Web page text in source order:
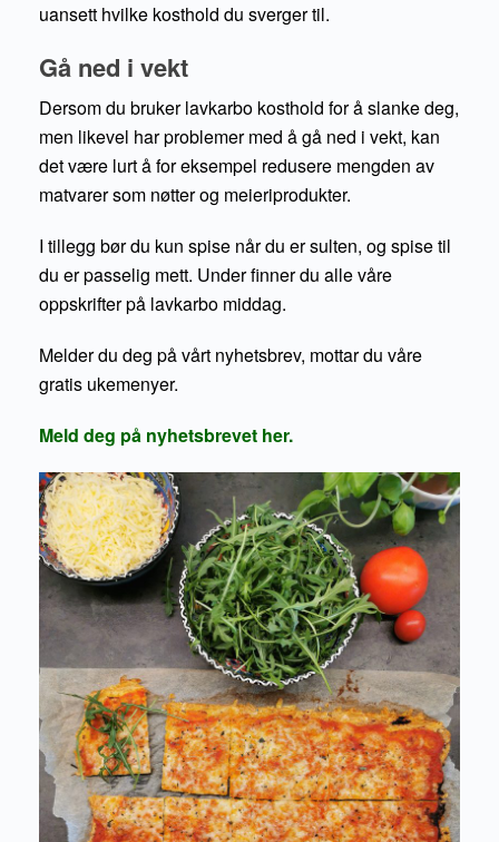
uansett hvilke kosthold du sverger til.
Gå ned i vekt
Dersom du bruker lavkarbo kosthold for å slanke deg,
men likevel har problemer med å gå ned i vekt, kan
det være lurt å for eksempel redusere mengden av
matvarer som nøtter og meieriprodukter.
I tillegg bør du kun spise når du er sulten, og spise til
du er passelig mett. Under finner du alle våre
oppskrifter på lavkarbo middag.
Melder du deg på vårt nyhetsbrev, mottar du våre
gratis ukemenyer.
Meld deg på nyhetsbrevet her.